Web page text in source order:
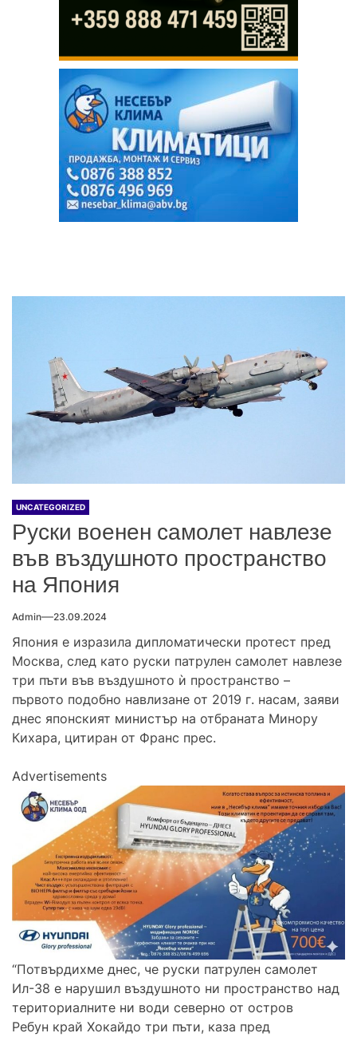
UNCATEGORIZED
Руски военен самолет навлезе
във въздушното пространство
на Япония
Admin 23.09.2024
Япония е изразила дипломатически протест пред
Москва, след като руски патрулен самолет навлезе
три пъти във въздушното ѝ пространство –
първото подобно навлизане от 2019 г. насам, заяви
днес японският министър на отбраната Минору
Кихара, цитиран от Франс прес.
Advertisements
“Потвърдихме днес, че руски патрулен самолет
Ил-38 е нарушил въздушното ни пространство над
териториалните ни води северно от остров
Ребун край Хокайдо три пъти, каза пред